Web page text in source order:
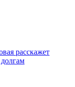
расскажет